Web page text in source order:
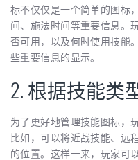
标不仅仅是一个简单的图标
间、施法时间等重要信息。
否可用，以及何时使用技能
些重要信息的显示。
2. 根据技能类
为了更好地管理技能图标，
比如，可以将近战技能、远
的位置。这样一来，玩家可